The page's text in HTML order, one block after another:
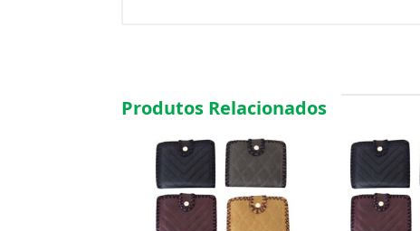
Produtos Relacionados